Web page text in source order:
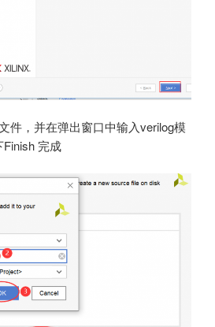
件，并在弹出窗口中输入verilog模
完成